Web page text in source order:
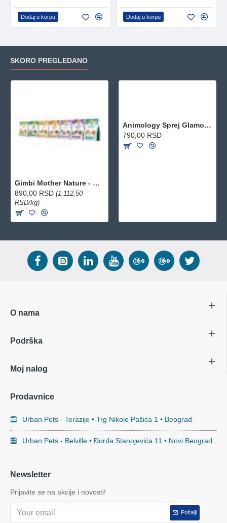
Dodaj u korpu Dodaj u korpu
SKORO PREGLEDANO
Gimbi Mother Nature - Hrana za činčile i degue 800g
890,00 RSD (1.112,50
RSD/kg)
Animology Sprej Glamour Puss Peach za mačke 250ml
790,00 RSD
O nama
Podrška
Moj nalog
Prodavnice
Urban Pets - Terazije • Trg Nikole Pašića 1 • Beograd
Urban Pets - Belville • Đorđa Stanojevića 11 • Novi Beograd
Newsletter
Prijavite se na akcije i novosti!
Pošalji